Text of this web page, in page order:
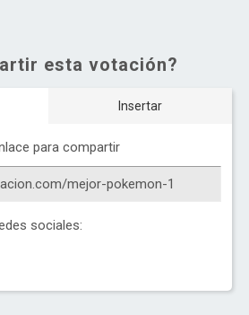
esta votación?
Insertar
para compartir
sociales: